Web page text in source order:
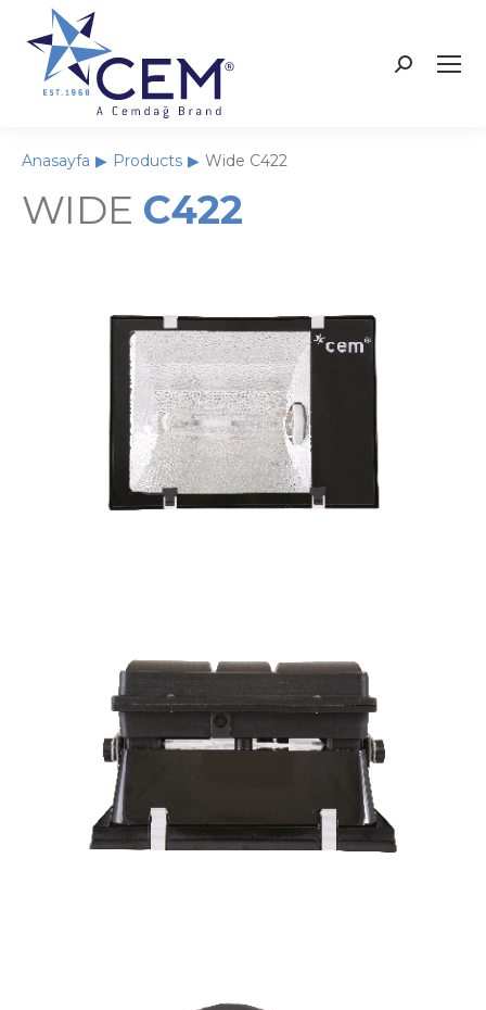
You are here:
Anasayfa Products Wide C422
WIDE C422